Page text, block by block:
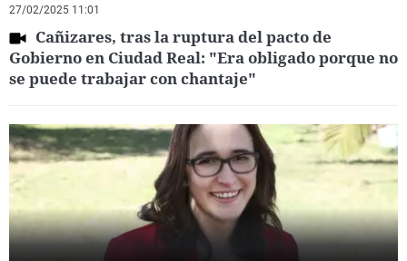
27/02/2025 11:01
Cañizares, tras la ruptura del pacto de
Gobierno en Ciudad Real: "Era obligado porque no
se puede trabajar con chantaje"